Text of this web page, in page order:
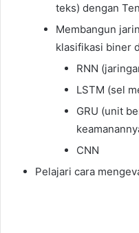
teks) dengan
Membangun
klasifikasi biner
RNN
LSTM (sel
GRU (unit
CNN
Pelajari cara